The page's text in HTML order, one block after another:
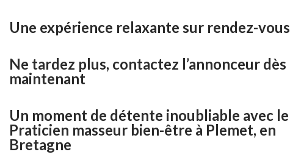
Une expérience relaxante sur rendez-vous
Ne tardez plus, contactez l’annonceur dès
maintenant
Un moment de détente inoubliable avec le
Praticien masseur bien-être à Plemet, en
Bretagne